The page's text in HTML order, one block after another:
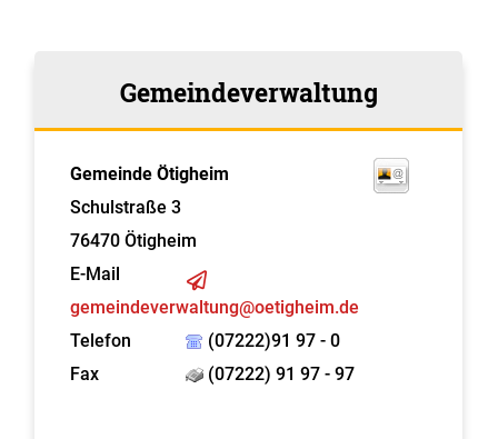
Gemeindeverwaltung
Gemeinde Ötigheim
Schulstraße 3
76470 Ötigheim
E-Mail
gemeindeverwaltung@oetigheim.de
Telefon
(07222)91 97 - 0
Fax
(07222) 91 97 - 97